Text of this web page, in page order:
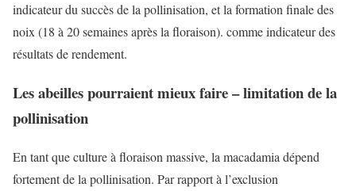
indicateur du succès de la pollinisation, et la formation finale des
noix (18 à 20 semaines après la floraison). comme indicateur des
résultats de rendement.
Les abeilles pourraient mieux faire – limitation de la
pollinisation
En tant que culture à floraison massive, la macadamia dépend
fortement de la pollinisation. Par rapport à l’exclusion